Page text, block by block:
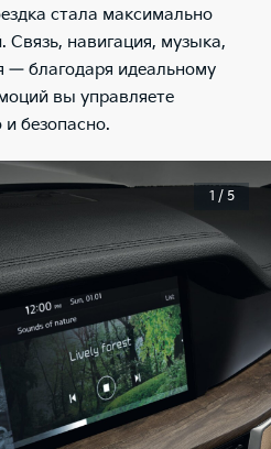
стала максимально
навигация, музыка,
благодаря идеальному
вы управляете
безопасно.
1 / 5